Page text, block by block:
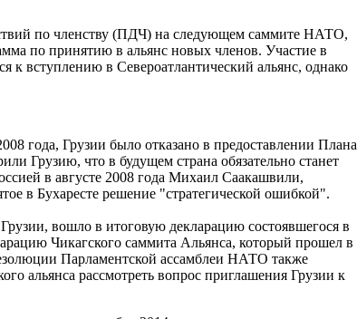
по членству (ПДЧ) на следующем саммите НАТО,
по принятию в альянс новых членов. Участие в
к вступлению в Североатлантический альянс, однако
года, Грузии было отказано в предоставлении Плана
Грузию, что в будущем страна обязательно станет
в августе 2008 года Михаил Саакашвили,
в Бухаресте решение "стратегической ошибкой".
вошло в итоговую декларацию состоявшегося в
Чикагского саммита Альянса, который прошел в
Парламентской ассамблеи НАТО также
альянса рассмотреть вопрос приглашения Грузии к